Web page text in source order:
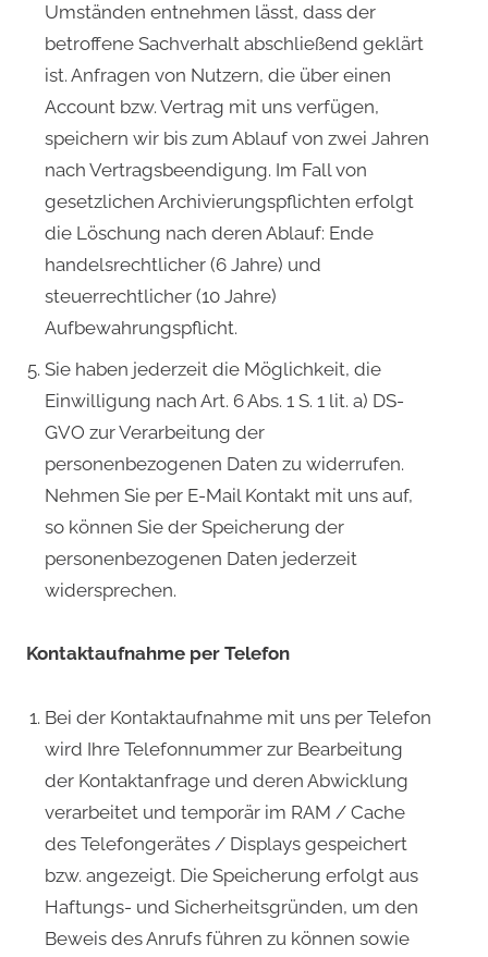
Umständen entnehmen lässt, dass der
betroffene Sachverhalt abschließend geklärt
ist. Anfragen von Nutzern, die über einen
Account bzw. Vertrag mit uns verfügen,
speichern wir bis zum Ablauf von zwei Jahren
nach Vertragsbeendigung. Im Fall von
gesetzlichen Archivierungspflichten erfolgt
die Löschung nach deren Ablauf: Ende
handelsrechtlicher (6 Jahre) und
steuerrechtlicher (10 Jahre)
Aufbewahrungspflicht.
Sie haben jederzeit die Möglichkeit, die
Einwilligung nach Art. 6 Abs. 1 S. 1 lit. a) DS-
GVO zur Verarbeitung der
personenbezogenen Daten zu widerrufen.
Nehmen Sie per E-Mail Kontakt mit uns auf,
so können Sie der Speicherung der
personenbezogenen Daten jederzeit
widersprechen.
Kontaktaufnahme per Telefon
Bei der Kontaktaufnahme mit uns per Telefon
wird Ihre Telefonnummer zur Bearbeitung
der Kontaktanfrage und deren Abwicklung
verarbeitet und temporär im RAM / Cache
des Telefongerätes / Displays gespeichert
bzw. angezeigt. Die Speicherung erfolgt aus
Haftungs- und Sicherheitsgründen, um den
Beweis des Anrufs führen zu können sowie